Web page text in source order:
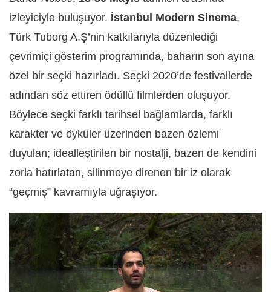
izleyiciyle buluşuyor. İstanbul Modern Sinema,
Türk Tuborg A.Ş’nin katkılarıyla düzenlediği
çevrimiçi gösterim programında, baharın son ayına
özel bir seçki hazırladı. Seçki 2020’de festivallerde
adından söz ettiren ödüllü filmlerden oluşuyor.
Böylece seçki farklı tarihsel bağlamlarda, farklı
karakter ve öyküler üzerinden bazen özlemi
duyulan; idealleştirilen bir nostalji, bazen de kendini
zorla hatırlatan, silinmeye direnen bir iz olarak
“geçmiş” kavramıyla uğraşıyor.